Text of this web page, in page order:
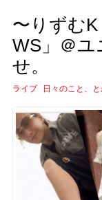
〜りずむ
WS」＠ユ
せ。
ライブ 日々のこと、と